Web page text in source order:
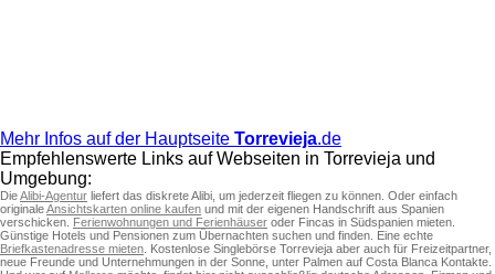
Mehr Infos auf der Hauptseite Torrevieja.de
Empfehlenswerte Links auf Webseiten in Torrevieja und
Umgebung:
DieAlibi-Agentur liefert das diskrete Alibi, um jederzeit fliegen zu können. Oder einfach
originaleAnsichtskarten online kaufen und mit der eigenen Handschrift aus Spanien
verschicken. Ferienwohnungen und Ferienhäuser oder Fincas in Südspanien mieten.
Günstige Hotels und Pensionen zum Übernachten suchen und finden. Eine echte
Briefkastenadresse mieten . Kostenlose Singlebörse Torrevieja aber auch für Freizeitpartner,
neue Freunde und Unternehmungen in der Sonne, unter Palmen auf Costa Blanca Kontakte.